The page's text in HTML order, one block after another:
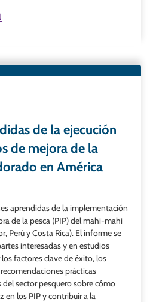
de la ejecución
de mejora de la
en América
aprendidas de la implementación
de la pesca (PIP) del mahi-mahi
Perú y Costa Rica). El informe se
interesadas y en estudios
factores clave de éxito, los
prácticas
del sector pesquero sobre cómo
en los PIP y contribuir a la